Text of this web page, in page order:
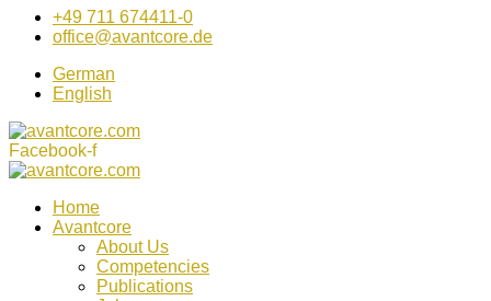
+49 711 674411-0
office@avantcore.de
German
English
Facebook-f
Home
Avantcore
About Us
Competencies
Publications